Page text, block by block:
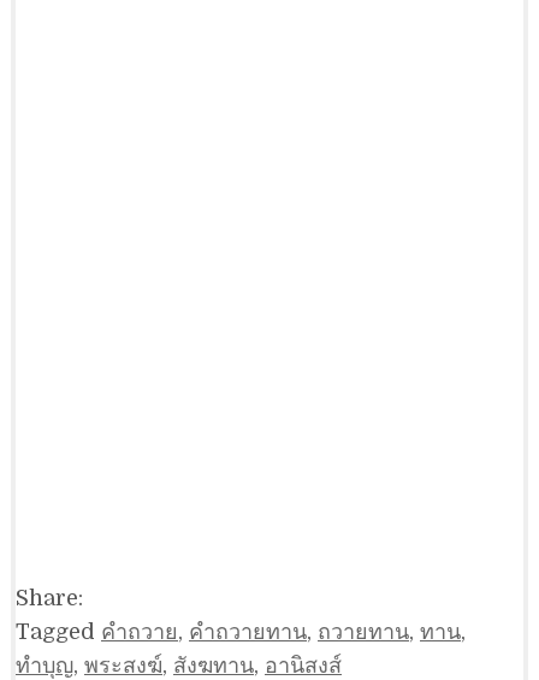
Share:
Tagged คำถวาย, คำถวายทาน, ถวายทาน, ทาน,
ทำบุญ, พระสงฆ์, สังฆทาน, อานิสงส์